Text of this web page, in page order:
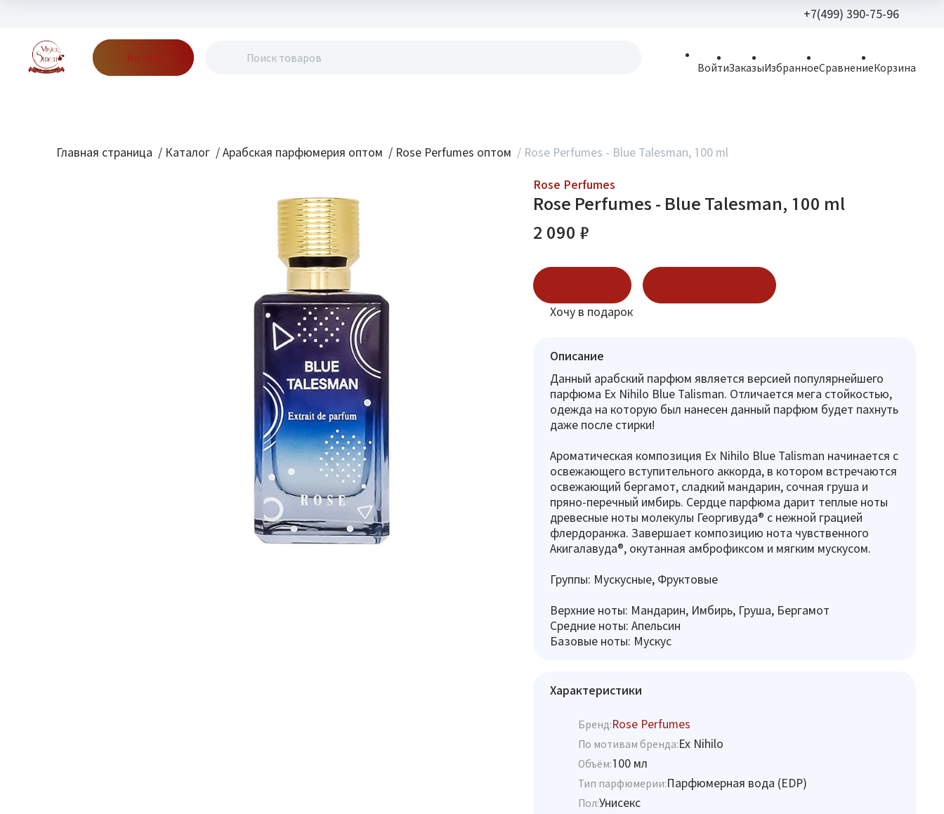
+7(499) 390-75-96
Каталог
ВойтиЗаказыИзбранноеСравнениеКорзина
Главная страница / Каталог / Арабская парфюмерия оптом / Rose Perfumes оптом / Rose Perfumes - Blue Talesman, 100 ml
Rose Perfumes
Rose Perfumes - Blue Talesman, 100 ml
2 090 ₽
Хочу в подарок
Описание
Данный арабский парфюм является версией популярнейшего
парфюма Ex Nihilo Blue Talisman. Отличается мега стойкостью,
одежда на которую был нанесен данный парфюм будет пахнуть
даже после стирки!
Ароматическая композиция Ex Nihilo Blue Talisman начинается с
освежающего вступительного аккорда, в котором встречаются
освежающий бергамот, сладкий мандарин, сочная груша и
пряно-перечный имбирь. Сердце парфюма дарит теплые ноты
древесные ноты молекулы Георгивуда® с нежной грацией
флердоранжа. Завершает композицию нота чувственного
Акигалавуда®, окутанная амброфиксом и мягким мускусом.
Группы: Мускусные, Фруктовые
Верхние ноты: Мандарин, Имбирь, Груша, Бергамот
Средние ноты: Апельсин
Базовые ноты: Мускус
Характеристики
Бренд:Rose Perfumes
По мотивам бренда:Ex Nihilo
Объём:100 мл
Тип парфюмерии:Парфюмерная вода (EDP)
Пол:Унисекс